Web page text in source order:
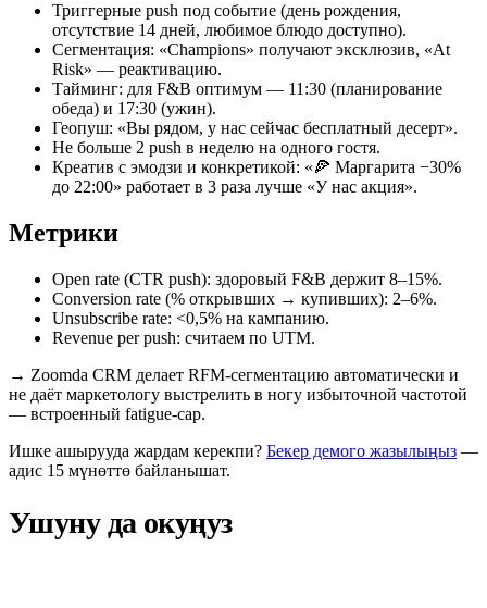
Триггерные push под событие (день рождения,
отсутствие 14 дней, любимое блюдо доступно).
Сегментация: «Champions» получают эксклюзив, «At
Risk» — реактивацию.
Тайминг: для F&B оптимум — 11:30 (планирование
обеда) и 17:30 (ужин).
Геопуш: «Вы рядом, у нас сейчас бесплатный десерт».
Не больше 2 push в неделю на одного гостя.
Креатив с эмодзи и конкретикой: «🍕 Маргарита −30%
до 22:00» работает в 3 раза лучше «У нас акция».
Метрики
Open rate (CTR push): здоровый F&B держит 8–15%.
Conversion rate (% открывших → купивших): 2–6%.
Unsubscribe rate: <0,5% на кампанию.
Revenue per push: считаем по UTM.
→ Zoomda CRM делает RFM-сегментацию автоматически и
не даёт маркетологу выстрелить в ногу избыточной частотой
— встроенный fatigue-cap.
Ишке ашырууда жардам керекпи? Бекер демого жазылыңыз —
адис 15 мүнөттө байланышат.
Ушуну да окуңуз